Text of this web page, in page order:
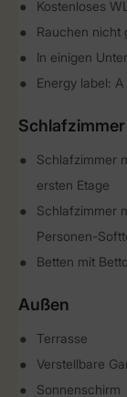
Kostenloses
Rauchen nicht
In einigen
Energy label: A
Schlafzimmer
Schlafzimmer
ersten Etage
Schlafzimmer
Personen-
Betten mit
Außen
Terrasse
Verstellbare
Sonnenschirm